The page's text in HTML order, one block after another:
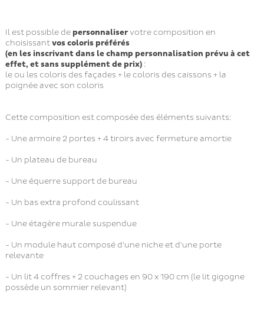
Il est possible de personnaliservotre composition en
choisissantvos coloris préférés
(en les inscrivant dans le champ personnalisation prévu à cet
effet, et sans supplément de prix):
le ou les coloris des façades + le coloris des caissons + la
poignée avec son coloris
Cette composition est composée des éléments suivants:
- Une armoire 2 portes + 4 tiroirs avec fermeture amortie
- Un plateau de bureau
- Une équerre support de bureau
- Un bas extra profond coulissant
- Une étagère murale suspendue
- Un module haut composé d'une niche et d'une porte
relevante
- Un lit 4 coffres + 2 couchages en 90 x 190 cm (le lit gigogne
possède un sommier relevant)